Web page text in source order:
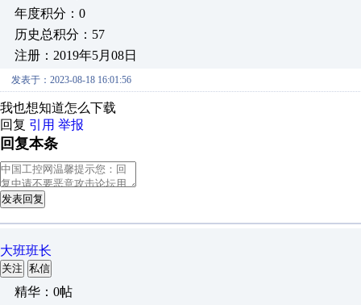
年度积分：0
历史总积分：57
注册：2019年5月08日
发表于：2023-08-18 16:01:56
我也想知道怎么下载
回复 引用 举报
回复本条
发表回复
大班班长
关注 私信
精华：0帖